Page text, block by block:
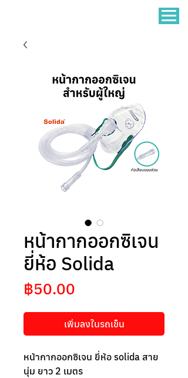
หน้ากากออกซิเจน
ยี่ห้อ Solida
฿50.00
เพิ่มลงในรถเข็น
หน้ากากออกซิเจน ยี่ห้อ solida สาย
นุ่ม ยาว 2 เมตร